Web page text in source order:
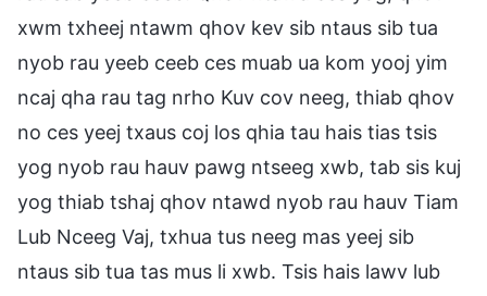
xwm txheej ntawm qhov kev sib ntaus sib tua
nyob rau yeeb ceeb ces muab ua kom yooj yim
ncaj qha rau tag nrho Kuv cov neeg, thiab qhov
no ces yeej txaus coj los qhia tau hais tias tsis
yog nyob rau hauv pawg ntseeg xwb, tab sis kuj
yog thiab tshaj qhov ntawd nyob rau hauv Tiam
Lub Nceeg Vaj, txhua tus neeg mas yeej sib
ntaus sib tua tas mus li xwb. Tsis hais lawv lub